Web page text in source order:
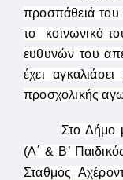
προσπάθειά του
το κοινωνικό
ευθυνών του
έχει
προσχολικής
Στο Δήμο
(Α΄ & Β’
Σταθμός